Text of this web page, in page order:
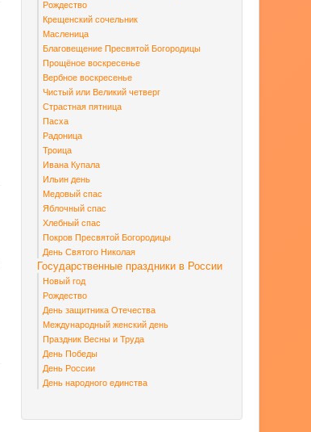
Рождество
Крещенский сочельник
Масленица
Благовещение Пресвятой Богородицы
Прощёное воскресенье
Вербное воскресенье
Чистый или Великий четверг
Страстная пятница
Пасха
Радоница
Троица
Ивана Купала
Ильин день
Медовый спас
Яблочный спас
Хлебный спас
Покров Пресвятой Богородицы
День Святого Николая
Государственные праздники в России
Новый год
Рождество
День защитника Отечества
Международный женский день
Праздник Весны и Труда
День Победы
День России
День народного единства